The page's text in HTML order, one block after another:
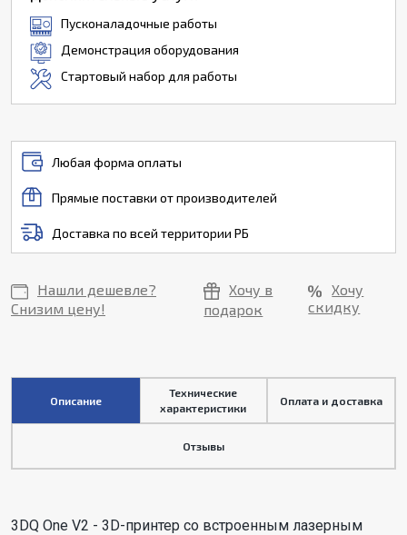
Пусконаладочные работы
Демонстрация оборудования
Стартовый набор для работы
Любая форма оплаты
Прямые поставки от производителей
Доставка по всей территории РБ
Нашли дешевле?
Снизим цену!
Хочу в
подарок
Хочу
скидку
Описание
Технические
характеристики
Оплата и доставка
Отзывы
3DQ One V2 - 3D-принтер со встроенным лазерным